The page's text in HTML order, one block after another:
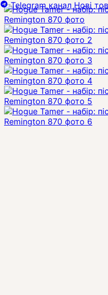
Telegram канал Нові